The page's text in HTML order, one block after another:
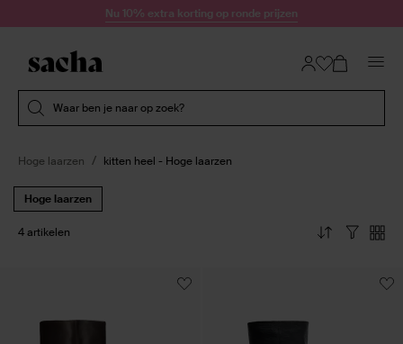
Doorgaan naar artikelNu 10% extra korting op ronde prijzen
Waar ben je naar op zoek?
Hoge laarzen kitten heel - Hoge laarzen
Hoge laarzen
4 artikelen